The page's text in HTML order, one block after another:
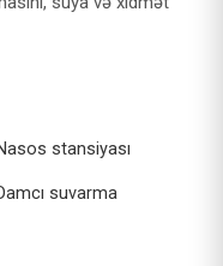
stansiyası
suvarma